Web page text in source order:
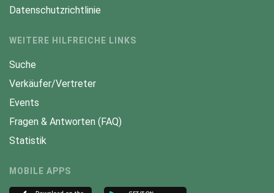
Datenschutzrichtlinie
WEITERE HILFREICHE LINKS
Suche
Verkäufer/Vertreter
Events
Fragen & Antworten (FAQ)
Statistik
MOBILE APPS